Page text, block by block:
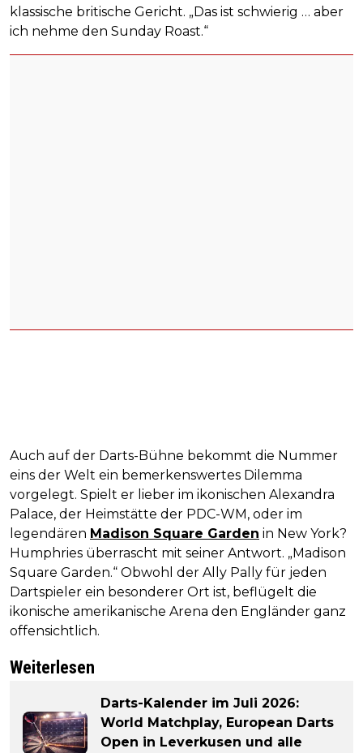
klassische britische Gericht. „Das ist schwierig … aber
ich nehme den Sunday Roast.“
Auch auf der Darts-Bühne bekommt die Nummer
eins der Welt ein bemerkenswertes Dilemma
vorgelegt. Spielt er lieber im ikonischen Alexandra
Palace, der Heimstätte der PDC-WM, oder im
legendären Madison Square Garden in New York?
Humphries überrascht mit seiner Antwort. „Madison
Square Garden.“ Obwohl der Ally Pally für jeden
Dartspieler ein besonderer Ort ist, beflügelt die
ikonische amerikanische Arena den Engländer ganz
offensichtlich.
Weiterlesen
Darts-Kalender im Juli 2026:
World Matchplay, European Darts
Open in Leverkusen und alle